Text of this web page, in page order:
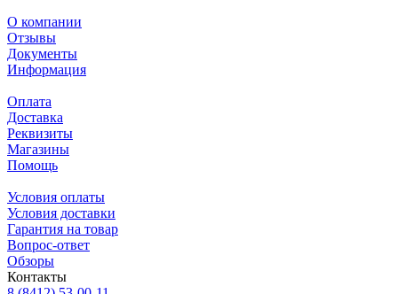
О компании
Отзывы
Документы
Информация
Оплата
Доставка
Реквизиты
Магазины
Помощь
Условия оплаты
Условия доставки
Гарантия на товар
Вопрос-ответ
Обзоры
Контакты